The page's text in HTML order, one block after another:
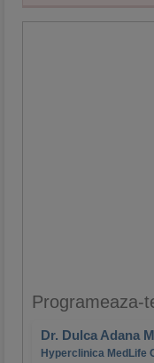
Programeaza-
Dr. Dulca Adana
Hyperclinica MedLife